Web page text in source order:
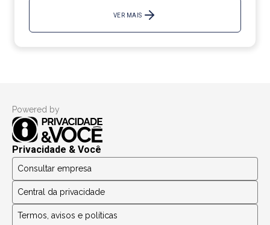
VER MAIS
Powered by
Privacidade & Você
Consultar empresa
Central da privacidade
Termos, avisos e políticas